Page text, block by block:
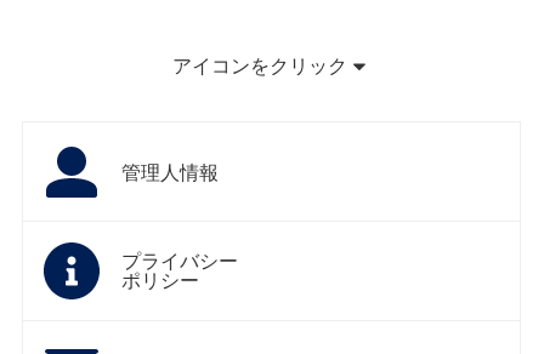
アイコンをクリック
管理人情報
プライバシー
ポリシー